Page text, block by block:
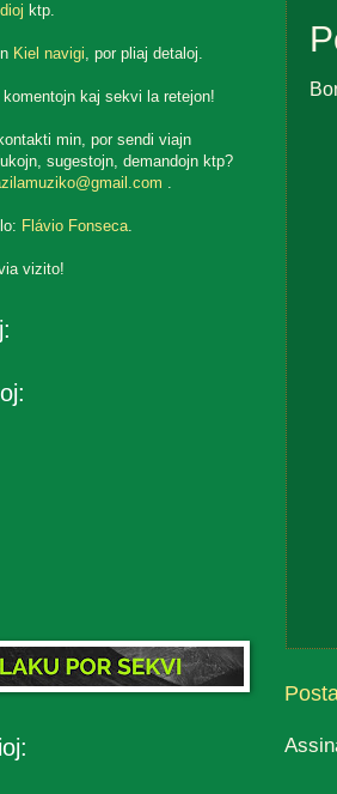
ktp.
Kiel navigi, por pliaj detaloj.
komentojn kaj sekvi la retejon!
min, por sendi viajn
sugestojn, demandojn ktp?
.
Flávio Fonseca.
vizito!